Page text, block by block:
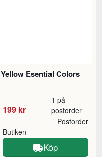
Yellow Esential Colors
199 kr
1 på
postorder
Butiken
Postorder
Köp